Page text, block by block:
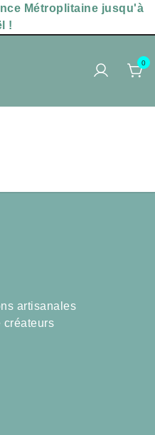
Métroplitaine jusqu'à
!
0
artisanales
créateurs